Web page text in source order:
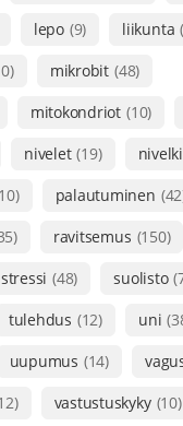
lepo (9) liikunta
mikrobit (48)
mitokondriot (10)
nivelet (19)
palautuminen
ravitsemus (150)
stressi (48) suolisto
tulehdus (12) uni
uupumus (14)
vastustuskyky (10)